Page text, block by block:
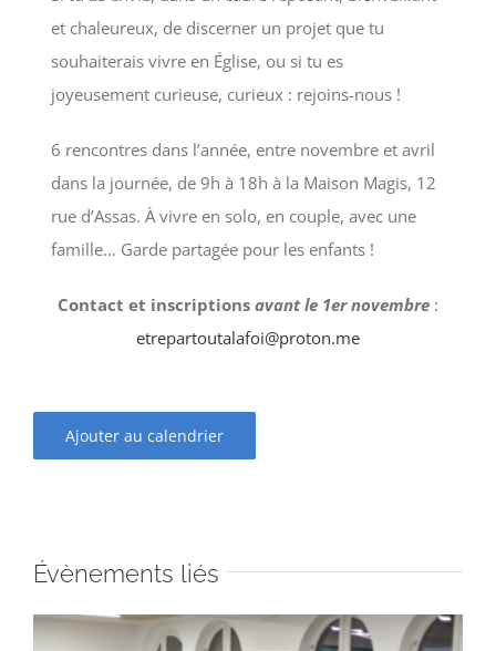
et chaleureux, de discerner un projet que tu
souhaiterais vivre en Église, ou si tu es
joyeusement curieuse, curieux : rejoins-nous !
6 rencontres dans l’année, entre novembre et avril
dans la journée, de 9h à 18h à la Maison Magis, 12
rue d’Assas. À vivre en solo, en couple, avec une
famille… Garde partagée pour les enfants !
Contact et inscriptions avant le 1er novembre :
etrepartoutalafoi@proton.me
Ajouter au calendrier
Évènements liés